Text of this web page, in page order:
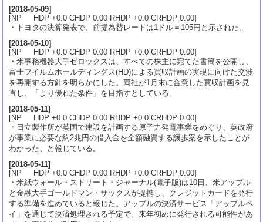
[2018-05-09]
[NP HDP +0.0 CHDP 0.00 RHDP +0.0 CRHDP 0.00]
・トヨタの決算発表で、前提為替レートは1ドル＝105円と示された。
[2018-05-10]
[NP HDP +0.0 CHDP 0.00 RHDP +0.0 CRHDP 0.00]
・米事務機器大手ゼロックスは、すべての株主に宛てた書簡を公開し、
富士フイルムホールディングス(HD)による買収計画の実現に向けた交渉
を再開する方針を明らかにした。両社が1月末に合意した買収計画を見
直し、「より優れた条件」を目指すとしている。
[2018-05-11]
[NP HDP +0.0 CHDP 0.00 RHDP +0.0 CRHDP 0.00]
・日立製作所が英国で建設を計画する原子力発電事業をめぐり、英政府
が事業に必要な約2兆円の借入金を全額融資する譲歩案を示したことが
わかった、と報じている。
[2018-05-11]
[NP HDP +0.0 CHDP 0.00 RHDP +0.0 CRHDP 0.00]
・米紙ウォール・ストリート・ジャーナル(電子版)は10日、米アップル
と金融大手ゴールドマン・サックスが提携し、クレジットカードを発行
する準備を進めていると報じた。アップルの決済サービス「アップルペ
イ」を通じて決済処理される予定で、来年初めに発行される可能性があ